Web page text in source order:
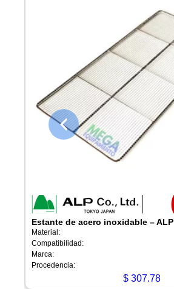
Estante de acero inoxidable – ALP
Material:
Compatibilidad:
Marca:
Procedencia:
$ 307.78